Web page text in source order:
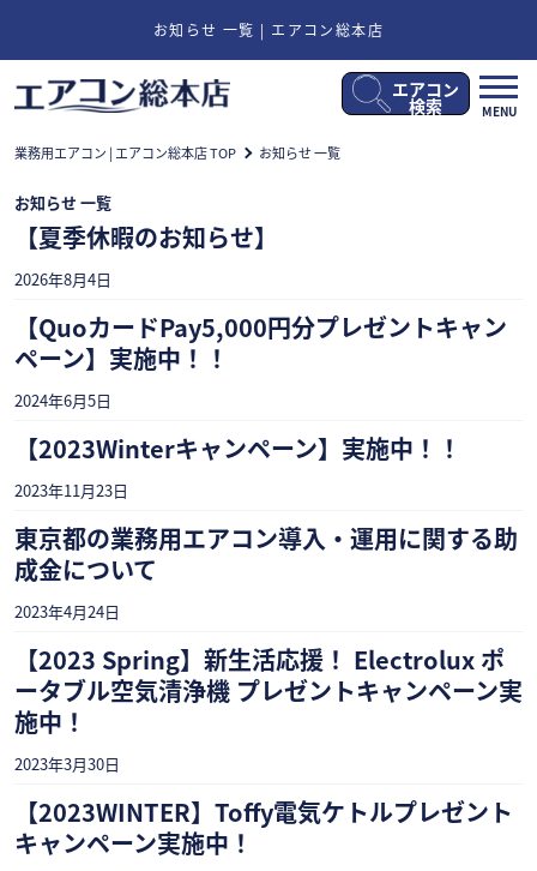
お知らせ 一覧 | エアコン総本店
メ
ニ
MENU
エアコン
検索
業務用エアコン | エアコン総本店 TOP お知らせ 一覧
お知らせ 一覧
【夏季休暇のお知らせ】
2026年8月4日
【QuoカードPay5,000円分プレゼントキャン
ペーン】実施中！！
2024年6月5日
【2023Winterキャンペーン】実施中！！
2023年11月23日
東京都の業務用エアコン導入・運用に関する助
成金について
2023年4月24日
【2023 Spring】新生活応援！ Electrolux ポ
ータブル空気清浄機 プレゼントキャンペーン実
施中！
2023年3月30日
【2023WINTER】Toffy電気ケトルプレゼント
キャンペーン実施中！